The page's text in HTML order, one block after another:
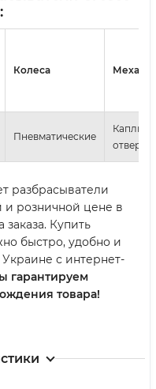
Колеса
Пневматические
Капли
разбрасыватели
и розничной цене в
Купить
быстро, удобно и
с интернет-
гарантируем
товара!